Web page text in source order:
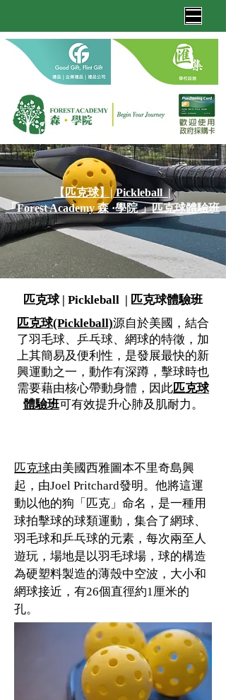
【匹克球】| Pickleball |
「Forest Academy 森 ·學院 」匹克球體驗班
匹克球 | Pickleball | 匹克球體驗班
匹克球(Pickleball)源自於美國，結合
了羽毛球、 乒乓球、網球的特徵，加
上其簡易及便利性，是發展最快的新
興運動之一，動作有深蹲，擊球時也
需要藉由核心帶動身體，因此匹克球
體驗班可有效提升心肺及肌耐力。
匹克球由美國西雅圖本不里奇島興
起，由Joel Pritchard發明。他將這運
動以他的狗「匹克」命名，是一種用
球拍擊球的球類運動，集合了網球、
羽毛球和乒乓球的元素，每次兩至人
遊玩，場地是以羽毛球場，球的構造
為硬塑料製造的薄殼中空波，大小和
網球接近，有26個直徑約1厘米的
孔。